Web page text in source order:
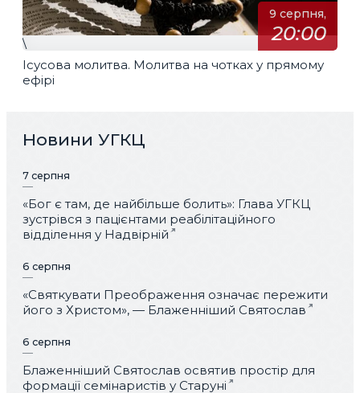
9 серпня,
20:00
\
Ісусова молитва. Молитва на чотках у прямому
ефірі
Новини УГКЦ
7 серпня
«Бог є там, де найбільше болить»: Глава УГКЦ
зустрівся з пацієнтами реабілітаційного
відділення у Надвірній
6 серпня
«Святкувати Преображення означає пережити
його з Христом», — Блаженніший Святослав
6 серпня
Блаженніший Святослав освятив простір для
формації семінаристів у Старуні